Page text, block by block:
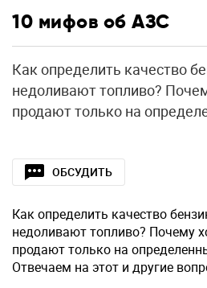
10 мифов об АЗС
Как определить качество
недоливают топливо?
продают только на
ОБСУДИТЬ
Как определить качество
недоливают топливо? Почему
продают только на
Отвечаем на этот и другие